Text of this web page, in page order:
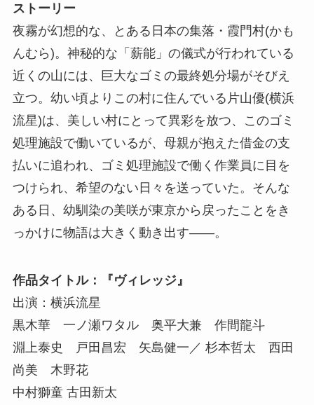
ストーリー
夜霧が幻想的な、とある日本の集落・霞門村(かも
んむら)。神秘的な「薪能」の儀式が行われている
近くの山には、巨大なゴミの最終処分場がそびえ
立つ。幼い頃よりこの村に住んでいる片山優(横浜
流星)は、美しい村にとって異彩を放つ、このゴミ
処理施設で働いているが、母親が抱えた借金の支
払いに追われ、ゴミ処理施設で働く作業員に目を
つけられ、希望のない日々を送っていた。そんな
ある日、幼馴染の美咲が東京から戻ったことをき
っかけに物語は大きく動き出す――。
作品タイトル：『ヴィレッジ』
出演：横浜流星
黒木華 一ノ瀬ワタル 奥平大兼 作間龍斗
淵上泰史 戸田昌宏 矢島健一／ 杉本哲太 西田
尚美 木野花
中村獅童 古田新太